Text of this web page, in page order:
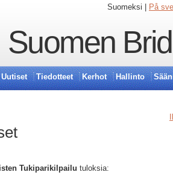
Suomeksi | På
Suomen
Uutiset Tiedotteet Kerhot Hallinto
Tukiparikilpailu tuloksia: